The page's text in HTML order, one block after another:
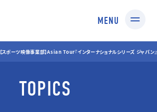
MENU
TOPICS
【スポーツ映像事業部】Asian Tour『インターナショナルシリーズ ジャパン
TOPICS